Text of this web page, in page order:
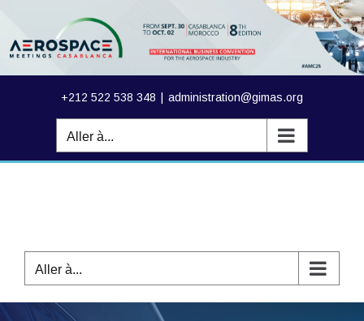
+212 522 538 348 administration@gimas.org
Aller à...
Aller à...